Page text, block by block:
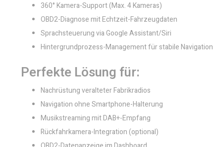
360° Kamera-Support (Max. 4 Kameras)
OBD2-Diagnose mit Echtzeit-Fahrzeugdaten
Sprachsteuerung via Google Assistant/Siri
Hintergrundprozess-Management für stabile Navigation
Perfekte Lösung für:
Nachrüstung veralteter Fabrikradios
Navigation ohne Smartphone-Halterung
Musikstreaming mit DAB+-Empfang
Rückfahrkamera-Integration (optional)